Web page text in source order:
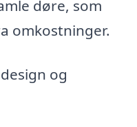
døre, som
omkostninger.
og